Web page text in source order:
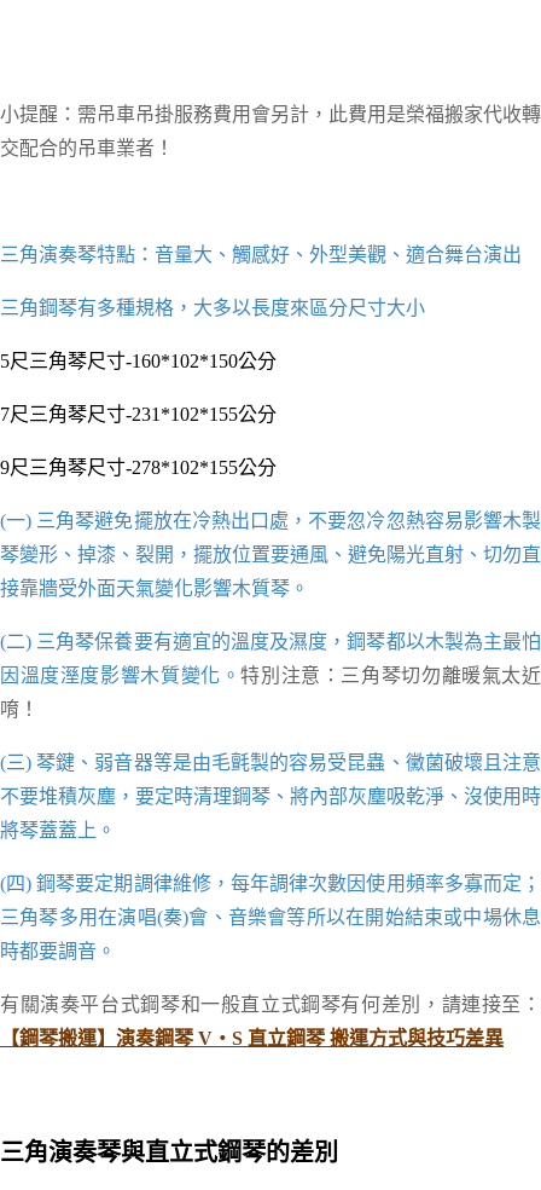
小提醒： 需吊車吊掛服務費用會另計，此費用是榮福搬家代收轉
交配合的吊車業者！
三角演奏琴特點：音量大、觸感好、外型美觀、適合舞台演出
三角鋼琴有多種規格，大多以長度來區分尺寸大小
5尺三角琴尺寸-160*102*150公分
7尺三角琴尺寸-231*102*155公分
9尺三角琴尺寸-278*102*155公分
(一) 三角琴避免擺放在冷熱出口處，不要忽冷忽熱容易影響木製
琴變形、掉漆、裂開， 擺放位置要通風、避免陽光直射、切勿直
接靠牆受外面天氣變化影響木質琴。
(二) 三角琴保養要有適宜的溫度及濕度，鋼琴都以木製為主最怕
因溫度溼度影響木質變化。特別注意：三角琴切勿離暖氣太近
唷！
(三) 琴鍵、弱音器等是由毛氈製的容易受昆蟲、黴菌破壞且注意
不要堆積灰塵，要定時清理鋼琴、將內部灰塵吸乾淨、沒使用時
將琴蓋蓋上。
(四) 鋼琴要定期調律維修，每年調律次數因使用頻率多寡而定；
三角琴多用在演唱(奏)會、音樂會等所以在開始結束或中場休息
時都要調音。
有關演奏平台式鋼琴和一般直立式鋼琴有何差別，請連接至：
【鋼琴搬運】演奏鋼琴 V‧S 直立鋼琴 搬運方式與技巧差異
三角演奏琴與直立式鋼琴的差別